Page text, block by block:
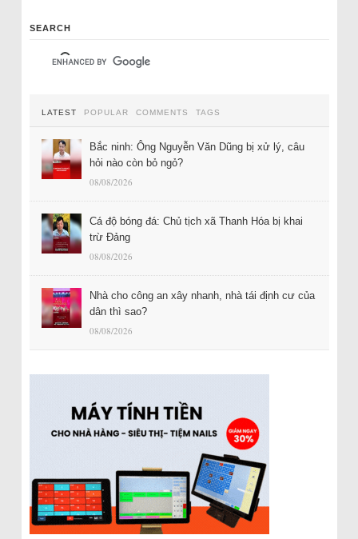
SEARCH
LATEST POPULAR COMMENTS TAGS
Bắc ninh: Ông Nguyễn Văn Dũng bị xử lý, câu
hỏi nào còn bỏ ngỏ?
08/08/2026
Cá độ bóng đá: Chủ tịch xã Thanh Hóa bị khai
trừ Đảng
08/08/2026
Nhà cho công an xây nhanh, nhà tái định cư của
dân thì sao?
08/08/2026